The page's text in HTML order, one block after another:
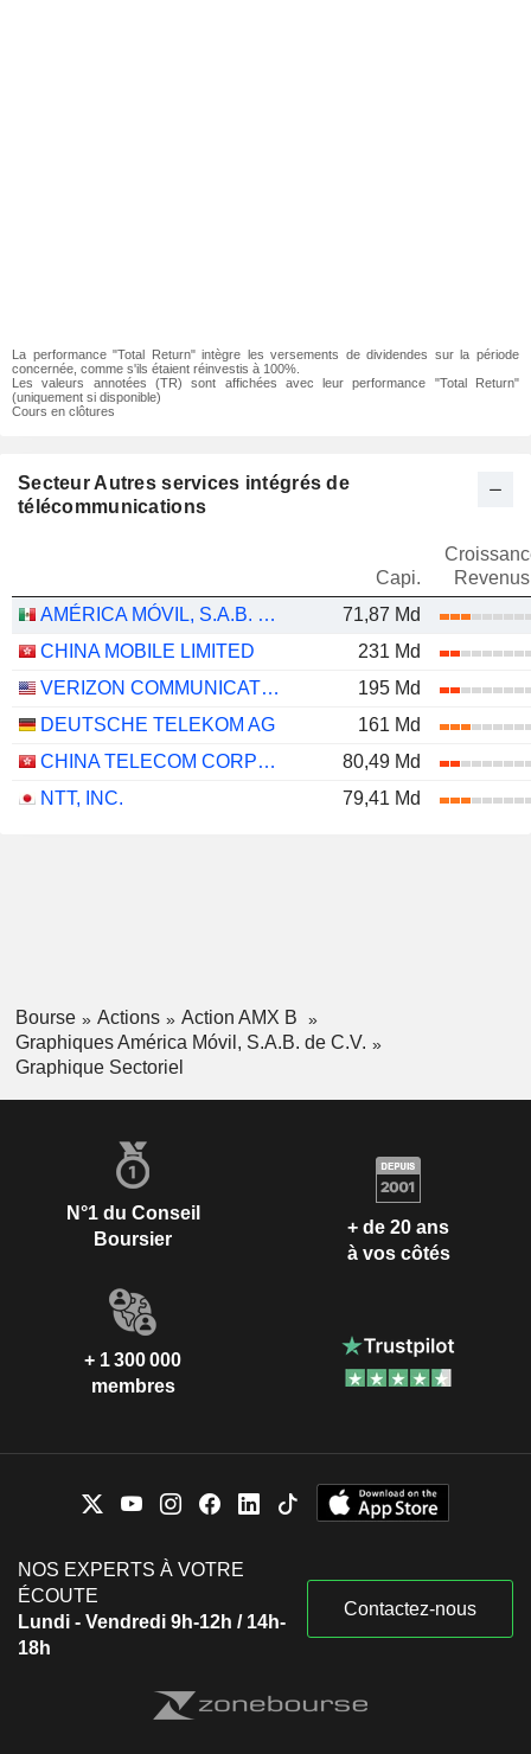
La performance "Total Return" intègre les versements de dividendes sur la période
concernée, comme s'ils étaient réinvestis à 100%.
Les valeurs annotées (TR) sont affichées avec leur performance "Total Return"
(uniquement si disponible)
Cours en clôtures
Secteur Autres services intégrés de
télécommunications
Capi.
Revenus
AMÉRICA MÓVIL, S.A.B. DE C.V.
71,87 Md
CHINA MOBILE LIMITED
231 Md
VERIZON COMMUNICATIONS, INC.
195 Md
DEUTSCHE TELEKOM AG
161 Md
CHINA TELECOM CORPORATION LIMITED
80,49 Md
NTT, INC.
79,41 Md
Bourse Actions
Action AMX B
Graphiques América Móvil, S.A.B. de C.V.
Graphique Sectoriel
N°1 du Conseil
Boursier
+ de 20 ans
à vos côtés
+ 1 300 000
membres
NOS EXPERTS À VOTRE
ÉCOUTE
Lundi - Vendredi 9h-12h / 14h-
18h
Contactez-nous